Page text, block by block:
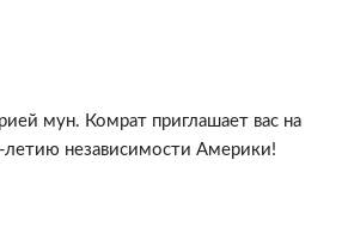
мун. Комрат приглашает вас на
независимости Америки!